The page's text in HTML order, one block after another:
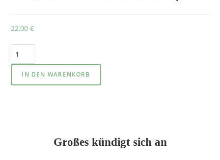
22,00€
IN DEN WARENKORB
Großes kündigt sich an